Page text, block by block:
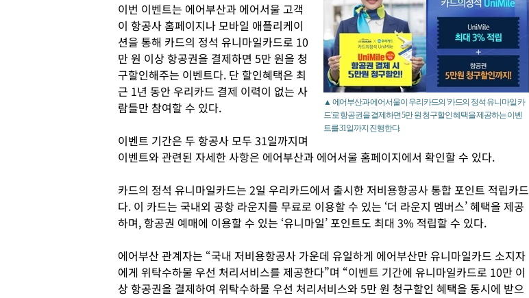
▲ 에어부산과 에어서울이 우리카드의 '카드의 정석 유니마일 카
드'로 항공권을 결제하면 5만 원 청구할인 혜택을 제공하는 이벤
트를 31일까지 진행한다.
이번 이벤트는 에어부산과 에어서울 고객
이 항공사 홈페이지나 모바일 애플리케이
션을 통해 카드의 정석 유니마일카드로 10
만 원 이상 항공권을 결제하면 5만 원을 청
구할인해주는 이벤트다. 단 할인혜택은 최
근 1년 동안 우리카드 결제 이력이 없는 사
람들만 참여할 수 있다.
이벤트 기간은 두 항공사 모두 31일까지며
이벤트와 관련된 자세한 사항은 에어부산과 에어서울 홈페이지에서 확인할 수 있다.
카드의 정석 유니마일카드는 2일 우리카드에서 출시한 저비용항공사 통합 포인트 적립카드
다. 이 카드는 국내외 공항 라운지를 무료로 이용할 수 있는 ‘더 라운지 멤버스’ 혜택을 제공
하며, 항공권 예매에 이용할 수 있는 ‘유니마일’ 포인트도 최대 3% 적립할 수 있다.
에어부산 관계자는 “국내 저비용항공사 가운데 유일하게 에어부산만 유니마일카드 소지자
에게 위탁수하물 우선 처리서비스를 제공한다”며 “이벤트 기간에 유니마일카드로 10만 이
상 항공권을 결제하여 위탁수하물 우선 처리서비스와 5만 원 청구할인 혜택을 동시에 받으